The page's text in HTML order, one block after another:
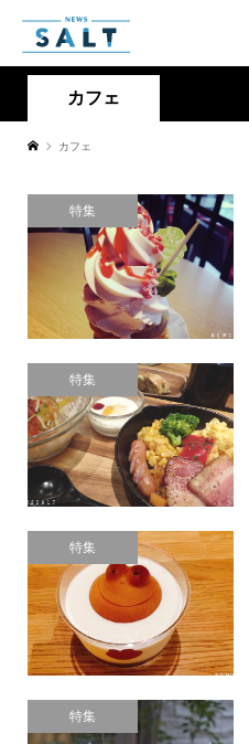
カフェ
カフェ
特集
特集
特集
特集